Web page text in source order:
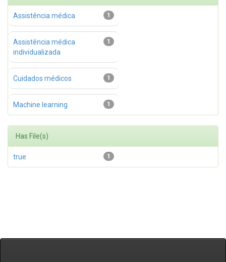
1
Assistência médica
1
Assistência médica
individualizada
1
Cuidados médicos
1
Machine learning
Has File(s)
1
true